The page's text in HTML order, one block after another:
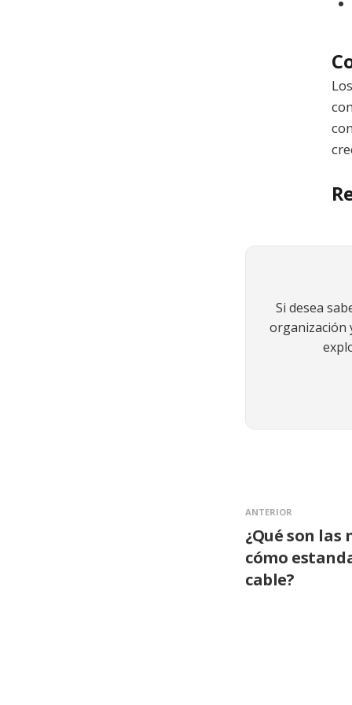
Si desea
organización
ANTERIOR
¿Qué son las
cómo
cable?